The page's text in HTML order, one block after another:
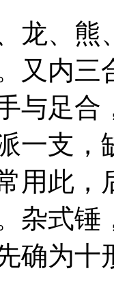
、熊
又内
与足
一支，
用此
杂式锤
确为十